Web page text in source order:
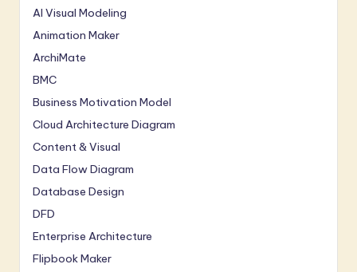
AI Visual Modeling
Animation Maker
ArchiMate
BMC
Business Motivation Model
Cloud Architecture Diagram
Content & Visual
Data Flow Diagram
Database Design
DFD
Enterprise Architecture
Flipbook Maker